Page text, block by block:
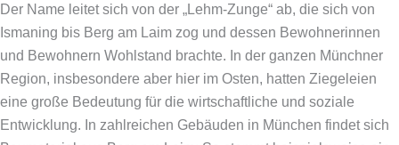
Der Name leitet sich von der „Lehm-Zunge“ ab, die sich von
Ismaning bis Berg am Laim zog und dessen Bewohnerinnen
und Bewohnern Wohlstand brachte. In der ganzen Münchner
Region, insbesondere aber hier im Osten, hatten Ziegeleien
eine große Bedeutung für die wirtschaftliche und soziale
Entwicklung. In zahlreichen Gebäuden in München findet sich